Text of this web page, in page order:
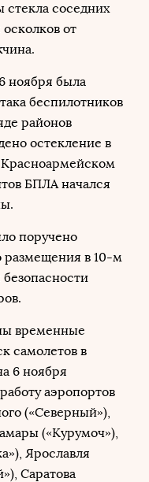
соседних
от
ноября была
беспилотников
районов
остекление в
БПЛА начался
поручено
размещения в 10-м
временные
самолетов в
6 ноября
работу аэропортов
(«Северный»),
(«Курумоч»),
Ярославля
Саратова